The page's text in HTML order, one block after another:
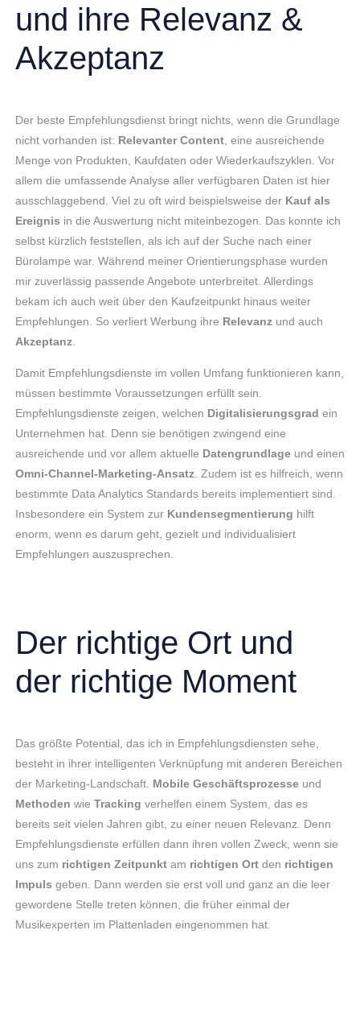
und ihre Relevanz &
Akzeptanz
Der beste Empfehlungsdienst bringt nichts, wenn die Grundlage
nicht vorhanden ist: Relevanter Content, eine ausreichende
Menge von Produkten, Kaufdaten oder Wiederkaufszyklen. Vor
allem die umfassende Analyse aller verfügbaren Daten ist hier
ausschlaggebend. Viel zu oft wird beispielsweise der Kauf als
Ereignis in die Auswertung nicht miteinbezogen. Das konnte ich
selbst kürzlich feststellen, als ich auf der Suche nach einer
Bürolampe war. Während meiner Orientierungsphase wurden
mir zuverlässig passende Angebote unterbreitet. Allerdings
bekam ich auch weit über den Kaufzeitpunkt hinaus weiter
Empfehlungen. So verliert Werbung ihre Relevanzund auch
Akzeptanz.
Damit Empfehlungsdienste im vollen Umfang funktionieren kann,
müssen bestimmte Voraussetzungen erfüllt sein.
Empfehlungsdienste zeigen, welchen Digitalisierungsgrad ein
Unternehmen hat. Denn sie benötigen zwingend eine
ausreichende und vor allem aktuelle Datengrundlageund einen
Omni-Channel-Marketing-Ansatz. Zudem ist es hilfreich, wenn
bestimmte Data Analytics Standards bereits implementiert sind.
Insbesondere ein System zur Kundensegmentierung hilft
enorm, wenn es darum geht, gezielt und individualisiert
Empfehlungen auszusprechen.
Der richtige Ort und
der richtige Moment
Das größte Potential, das ich in Empfehlungsdiensten sehe,
besteht in ihrer intelligenten Verknüpfung mit anderen Bereichen
der Marketing-Landschaft. Mobile Geschäftsprozesseund
Methoden wie Tracking verhelfen einem System, das es
bereits seit vielen Jahren gibt, zu einer neuen Relevanz. Denn
Empfehlungsdienste erfüllen dann ihren vollen Zweck, wenn sie
uns zum richtigen Zeitpunktam richtigen Ortden richtigen
Impuls geben. Dann werden sie erst voll und ganz an die leer
gewordene Stelle treten können, die früher einmal der
Musikexperten im Plattenladen eingenommen hat.